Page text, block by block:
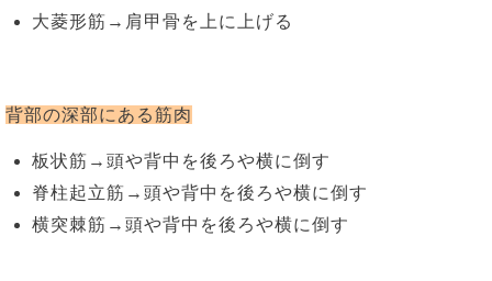
大菱形筋→肩甲骨を上に上げる
背部の深部にある筋肉
板状筋→頭や背中を後ろや横に倒す
脊柱起立筋→頭や背中を後ろや横に倒す
横突棘筋→頭や背中を後ろや横に倒す